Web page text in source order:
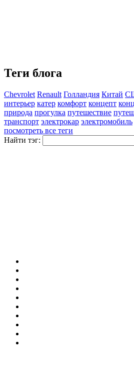
Теги блога
Chevrolet Renault Голландия Китай
интерьер катер комфорт концепт
природа прогулка путешествие
транспорт электрокар электромобиль
посмотреть все теги
Найти тэг: